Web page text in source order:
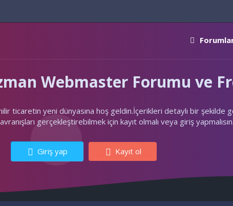
Webmaster Forumu ve
ticaretin yeni dünyasına hoş geldin.İçerikleri detaylı bir şekilde
gerçekleştirebilmek için kayıt olmalı veya giriş yapmalısın.
Giriş yap Kayıt ol